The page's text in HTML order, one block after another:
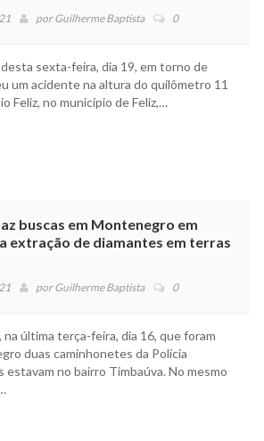
porGuilherme Baptista 0
sexta-feira, dia 19, em torno de
um acidente na altura do quilômetro 11
Feliz, no município de Feliz,…
buscas em Montenegro em
extração de diamantes em terras
porGuilherme Baptista 0
na última terça-feira, dia 16, que foram
duas caminhonetes da Polícia
estavam no bairro Timbaúva. No mesmo